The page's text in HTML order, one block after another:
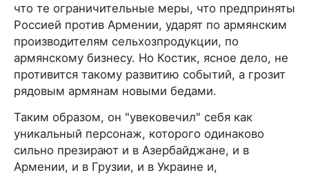
что те ограничительные меры, что предприняты
Россией против Армении, ударят по армянским
производителям сельхозпродукции, по
армянскому бизнесу. Но Костик, ясное дело, не
противится такому развитию событий, а грозит
рядовым армянам новыми бедами.
Таким образом, он "увековечил" себя как
уникальный персонаж, которого одинаково
сильно презирают и в Азербайджане, и в
Армении, и в Грузии, и в Украине и,